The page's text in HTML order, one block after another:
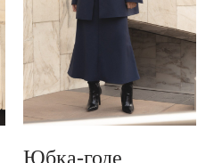
Юбка-годе